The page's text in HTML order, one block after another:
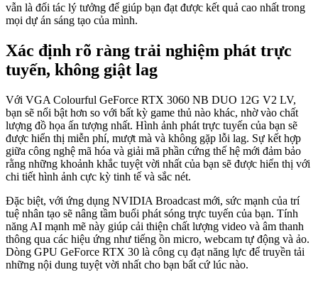
vẫn là đối tác lý tưởng để giúp bạn đạt được kết quả cao nhất trong
mọi dự án sáng tạo của mình.
Xác định rõ ràng trải nghiệm phát trực
tuyến, không giật lag
Với VGA Colourful GeForce RTX 3060 NB DUO 12G V2 LV,
bạn sẽ nổi bật hơn so với bất kỳ game thủ nào khác, nhờ vào chất
lượng đồ họa ấn tượng nhất. Hình ảnh phát trực tuyến của bạn sẽ
được hiển thị miễn phí, mượt mà và không gặp lỗi lag. Sự kết hợp
giữa công nghệ mã hóa và giải mã phần cứng thế hệ mới đảm bảo
rằng những khoảnh khắc tuyệt vời nhất của bạn sẽ được hiển thị với
chi tiết hình ảnh cực kỳ tinh tế và sắc nét.
Đặc biệt, với ứng dụng NVIDIA Broadcast mới, sức mạnh của trí
tuệ nhân tạo sẽ nâng tầm buổi phát sóng trực tuyến của bạn. Tính
năng AI mạnh mẽ này giúp cải thiện chất lượng video và âm thanh
thông qua các hiệu ứng như tiếng ồn micro, webcam tự động và ảo.
Dòng GPU GeForce RTX 30 là công cụ đạt năng lực để truyền tải
những nội dung tuyệt vời nhất cho bạn bất cứ lúc nào.